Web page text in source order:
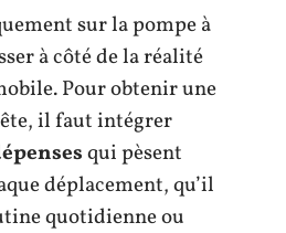
sur la pompe à
à côté de la réalité
Pour obtenir une
il faut intégrer
qui pèsent
déplacement, qu’il
quotidienne ou